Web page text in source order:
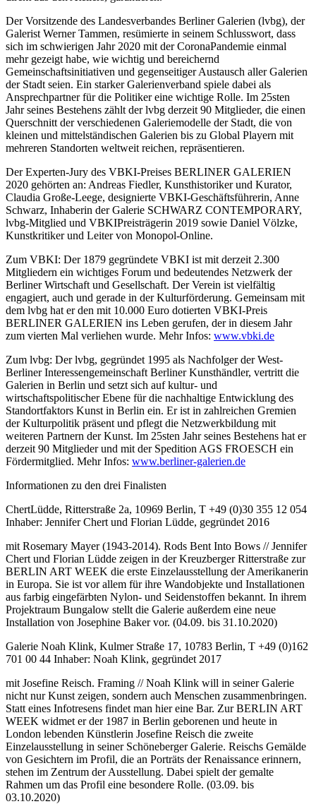
Der Vorsitzende des Landesverbandes Berliner Galerien (lvbg), der
Galerist Werner Tammen, resümierte in seinem Schlusswort, dass
sich im schwierigen Jahr 2020 mit der CoronaPandemie einmal
mehr gezeigt habe, wie wichtig und bereichernd
Gemeinschaftsinitiativen und gegenseitiger Austausch aller Galerien
der Stadt seien. Ein starker Galerienverband spiele dabei als
Ansprechpartner für die Politiker eine wichtige Rolle. Im 25sten
Jahr seines Bestehens zählt der lvbg derzeit 90 Mitglieder, die einen
Querschnitt der verschiedenen Galeriemodelle der Stadt, die von
kleinen und mittelständischen Galerien bis zu Global Playern mit
mehreren Standorten weltweit reichen, repräsentieren.
Der Experten-Jury des VBKI-Preises BERLINER GALERIEN
2020 gehörten an: Andreas Fiedler, Kunsthistoriker und Kurator,
Claudia Große-Leege, designierte VBKI-Geschäftsführerin, Anne
Schwarz, Inhaberin der Galerie SCHWARZ CONTEMPORARY,
lvbg-Mitglied und VBKIPreisträgerin 2019 sowie Daniel Völzke,
Kunstkritiker und Leiter von Monopol-Online.
Zum VBKI: Der 1879 gegründete VBKI ist mit derzeit 2.300
Mitgliedern ein wichtiges Forum und bedeutendes Netzwerk der
Berliner Wirtschaft und Gesellschaft. Der Verein ist vielfältig
engagiert, auch und gerade in der Kulturförderung. Gemeinsam mit
dem lvbg hat er den mit 10.000 Euro dotierten VBKI-Preis
BERLINER GALERIEN ins Leben gerufen, der in diesem Jahr
zum vierten Mal verliehen wurde. Mehr Infos: www.vbki.de
Zum lvbg: Der lvbg, gegründet 1995 als Nachfolger der West-
Berliner Interessengemeinschaft Berliner Kunsthändler, vertritt die
Galerien in Berlin und setzt sich auf kultur- und
wirtschaftspolitischer Ebene für die nachhaltige Entwicklung des
Standortfaktors Kunst in Berlin ein. Er ist in zahlreichen Gremien
der Kulturpolitik präsent und pflegt die Netzwerkbildung mit
weiteren Partnern der Kunst. Im 25sten Jahr seines Bestehens hat er
derzeit 90 Mitglieder und mit der Spedition AGS FROESCH ein
Fördermitglied. Mehr Infos: www.berliner-galerien.de
Informationen zu den drei Finalisten
ChertLüdde, Ritterstraße 2a, 10969 Berlin, T +49 (0)30 355 12 054
Inhaber: Jennifer Chert und Florian Lüdde, gegründet 2016
mit Rosemary Mayer (1943-2014). Rods Bent Into Bows // Jennifer
Chert und Florian Lüdde zeigen in der Kreuzberger Ritterstraße zur
BERLIN ART WEEK die erste Einzelausstellung der Amerikanerin
in Europa. Sie ist vor allem für ihre Wandobjekte und Installationen
aus farbig eingefärbten Nylon- und Seidenstoffen bekannt. In ihrem
Projektraum Bungalow stellt die Galerie außerdem eine neue
Installation von Josephine Baker vor. (04.09. bis 31.10.2020)
Galerie Noah Klink, Kulmer Straße 17, 10783 Berlin, T +49 (0)162
701 00 44 Inhaber: Noah Klink, gegründet 2017
mit Josefine Reisch. Framing // Noah Klink will in seiner Galerie
nicht nur Kunst zeigen, sondern auch Menschen zusammenbringen.
Statt eines Infotresens findet man hier eine Bar. Zur BERLIN ART
WEEK widmet er der 1987 in Berlin geborenen und heute in
London lebenden Künstlerin Josefine Reisch die zweite
Einzelausstellung in seiner Schöneberger Galerie. Reischs Gemälde
von Gesichtern im Profil, die an Porträts der Renaissance erinnern,
stehen im Zentrum der Ausstellung. Dabei spielt der gemalte
Rahmen um das Profil eine besondere Rolle. (03.09. bis
03.10.2020)